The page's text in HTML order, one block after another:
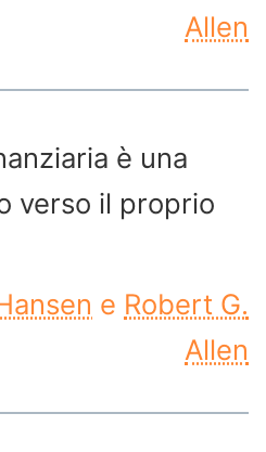
Allen
è una
verso il proprio
e Robert G.
Allen